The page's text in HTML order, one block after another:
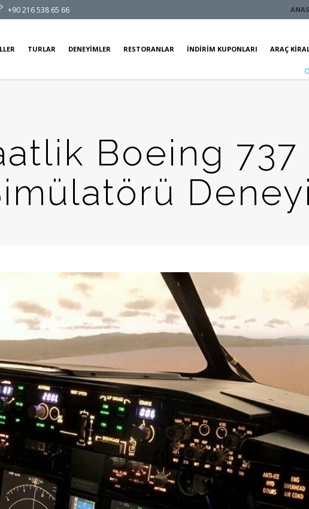
+90 216 538 65 66
TURLAR DENEYIMLER RESTORANLAR İNDIRIM KUPONLARI ARAÇ
Boeing 737